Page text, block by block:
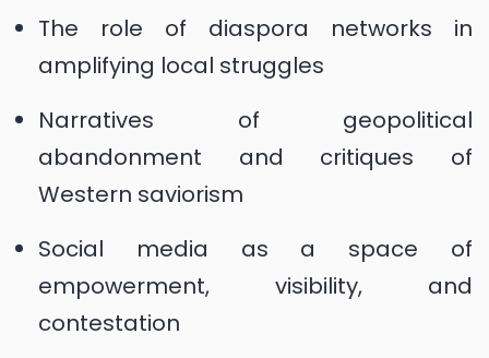
The role of diaspora networks in
amplifying local struggles
Narratives of geopolitical
abandonment and critiques of
Western saviorism
Social media as a space of
empowerment, visibility, and
contestation